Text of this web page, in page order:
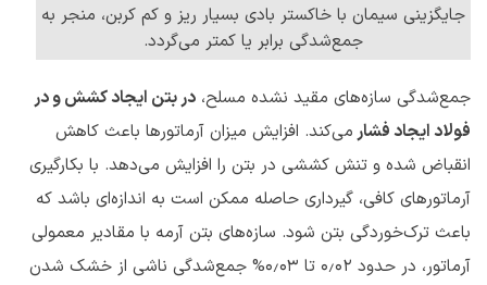
جایگزینی سیمان با خاکستر بادی بسیار ریز و کم کربن، منجر به
جمع‌شدگی برابر یا کمتر می‌گردد.
جمع‌شدگی سازه‌های مقید نشده مسلح، در بتن ایجاد کشش و در
فولاد ایجاد فشارمی‌کند. افزایش میزان آرماتورها باعث کاهش
انقباض شده و تنش کششی در بتن را افزایش می‌دهد. با بکارگیری
آرماتورهای کافی، گیرداری حاصله ممکن است به اندازه‌ای باشد که
باعث ترک‌خوردگی بتن شود. سازه‌های بتن آرمه با مقادیر معمولی
آرماتور، در حدود ۰٫۰۲ تا ۰٫۰۳% جمع‌شدگی ناشی از خشک شدن